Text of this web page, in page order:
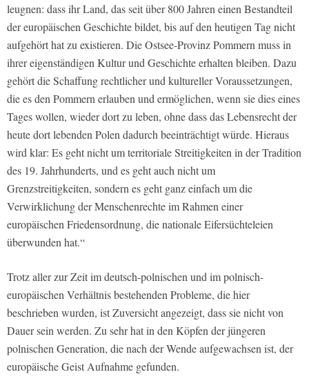
leugnen: dass ihr Land, das seit über 800 Jahren einen Bestandteil
der europäischen Geschichte bildet, bis auf den heutigen Tag nicht
aufgehört hat zu existieren. Die Ostsee-Provinz Pommern muss in
ihrer eigenständigen Kultur und Geschichte erhalten bleiben. Dazu
gehört die Schaffung rechtlicher und kultureller Voraussetzungen,
die es den Pommern erlauben und ermöglichen, wenn sie dies eines
Tages wollen, wieder dort zu leben, ohne dass das Lebensrecht der
heute dort lebenden Polen dadurch beeinträchtigt würde. Hieraus
wird klar: Es geht nicht um territoriale Streitigkeiten in der Tradition
des 19. Jahrhunderts, und es geht auch nicht um
Grenzstreitigkeiten, sondern es geht ganz einfach um die
Verwirklichung der Menschenrechte im Rahmen einer
europäischen Friedensordnung, die nationale Eifersüchteleien
überwunden hat.“
Trotz aller zur Zeit im deutsch-polnischen und im polnisch-
europäischen Verhältnis bestehenden Probleme, die hier
beschrieben wurden, ist Zuversicht angezeigt, dass sie nicht von
Dauer sein werden. Zu sehr hat in den Köpfen der jüngeren
polnischen Generation, die nach der Wende aufgewachsen ist, der
europäische Geist Aufnahme gefunden.